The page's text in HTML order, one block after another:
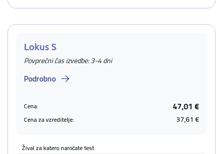
Lokus S
Povprečni čas izvedbe: 3-4 dni
Podrobno
Cena: 47,01 €
Cena za vzreditelje: 37,61 €
Žival za katero naročate test